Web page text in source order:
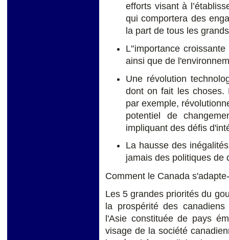
efforts visant à
qui comportera des
la part de tous les
L'’importance
ainsi que de
Une révolution
dont on fait les choses.
par exemple,
potentiel de
impliquant des défis
La hausse des
jamais des politiques de
Comment le Canada
Les 5 grandes priorités du
la prospérité des
l'Asie constituée de pays
visage de la société